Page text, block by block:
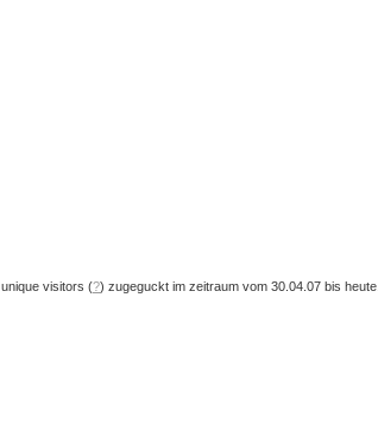
unique visitors (?) zugeguckt im zeitraum vom 30.04.07 bis heute.